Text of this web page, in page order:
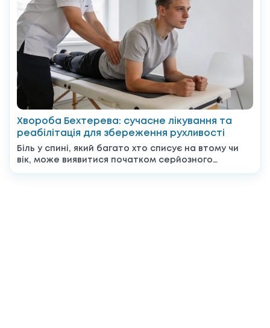
Хвороба Бехтерева: сучасне лікування та
реабілітація для збереження рухливості
Біль у спині, який багато хто списує на втому чи
вік, може виявитися початком серйозного